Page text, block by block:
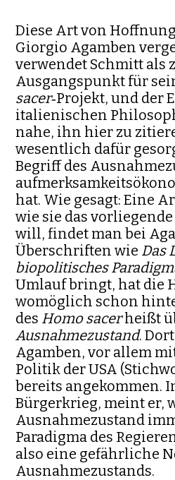
Diese Art von
Giorgio Agamben
verwendet Schmitt als
Ausgangspunkt für
sacer‑Projekt, und der
italienischen
nahe, ihn hier zu
wesentlich dafür
Begriff des
hat. Wie gesagt: Eine
wie sie das
will, findet man bei
Überschriften wie Das
biopolitisches
Umlauf bringt, hat die
womöglich schon
des Homo sacerheißt
Ausnahmezustand.
Agamben, vor allem
Politik der USA
bereits ange­kommen.
Bürgerkrieg, meint er,
Ausnahmezu­stand
Paradigma des
also eine gefährliche
Ausnahmezustands.